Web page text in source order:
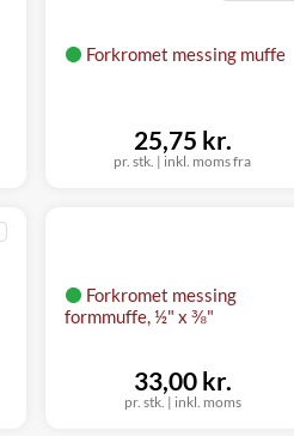
Forkromet messing muffe
pr. stk. | inkl. moms fra
25,75 kr.
Forkromet messing
formmuffe, ½" x ⅜"
pr. stk. | inkl. moms
33,00 kr.